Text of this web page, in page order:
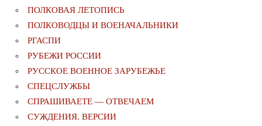
ПОЛКОВАЯ ЛЕТОПИСЬ
ПОЛКОВОДЦЫ И ВОЕНАЧАЛЬНИКИ
РГАСПИ
РУБЕЖИ РОССИИ
РУССКОЕ ВОЕННОЕ ЗАРУБЕЖЬЕ
СПЕЦСЛУЖБЫ
СПРАШИВАЕТЕ — ОТВЕЧАЕМ
СУЖДЕНИЯ. ВЕРСИИ